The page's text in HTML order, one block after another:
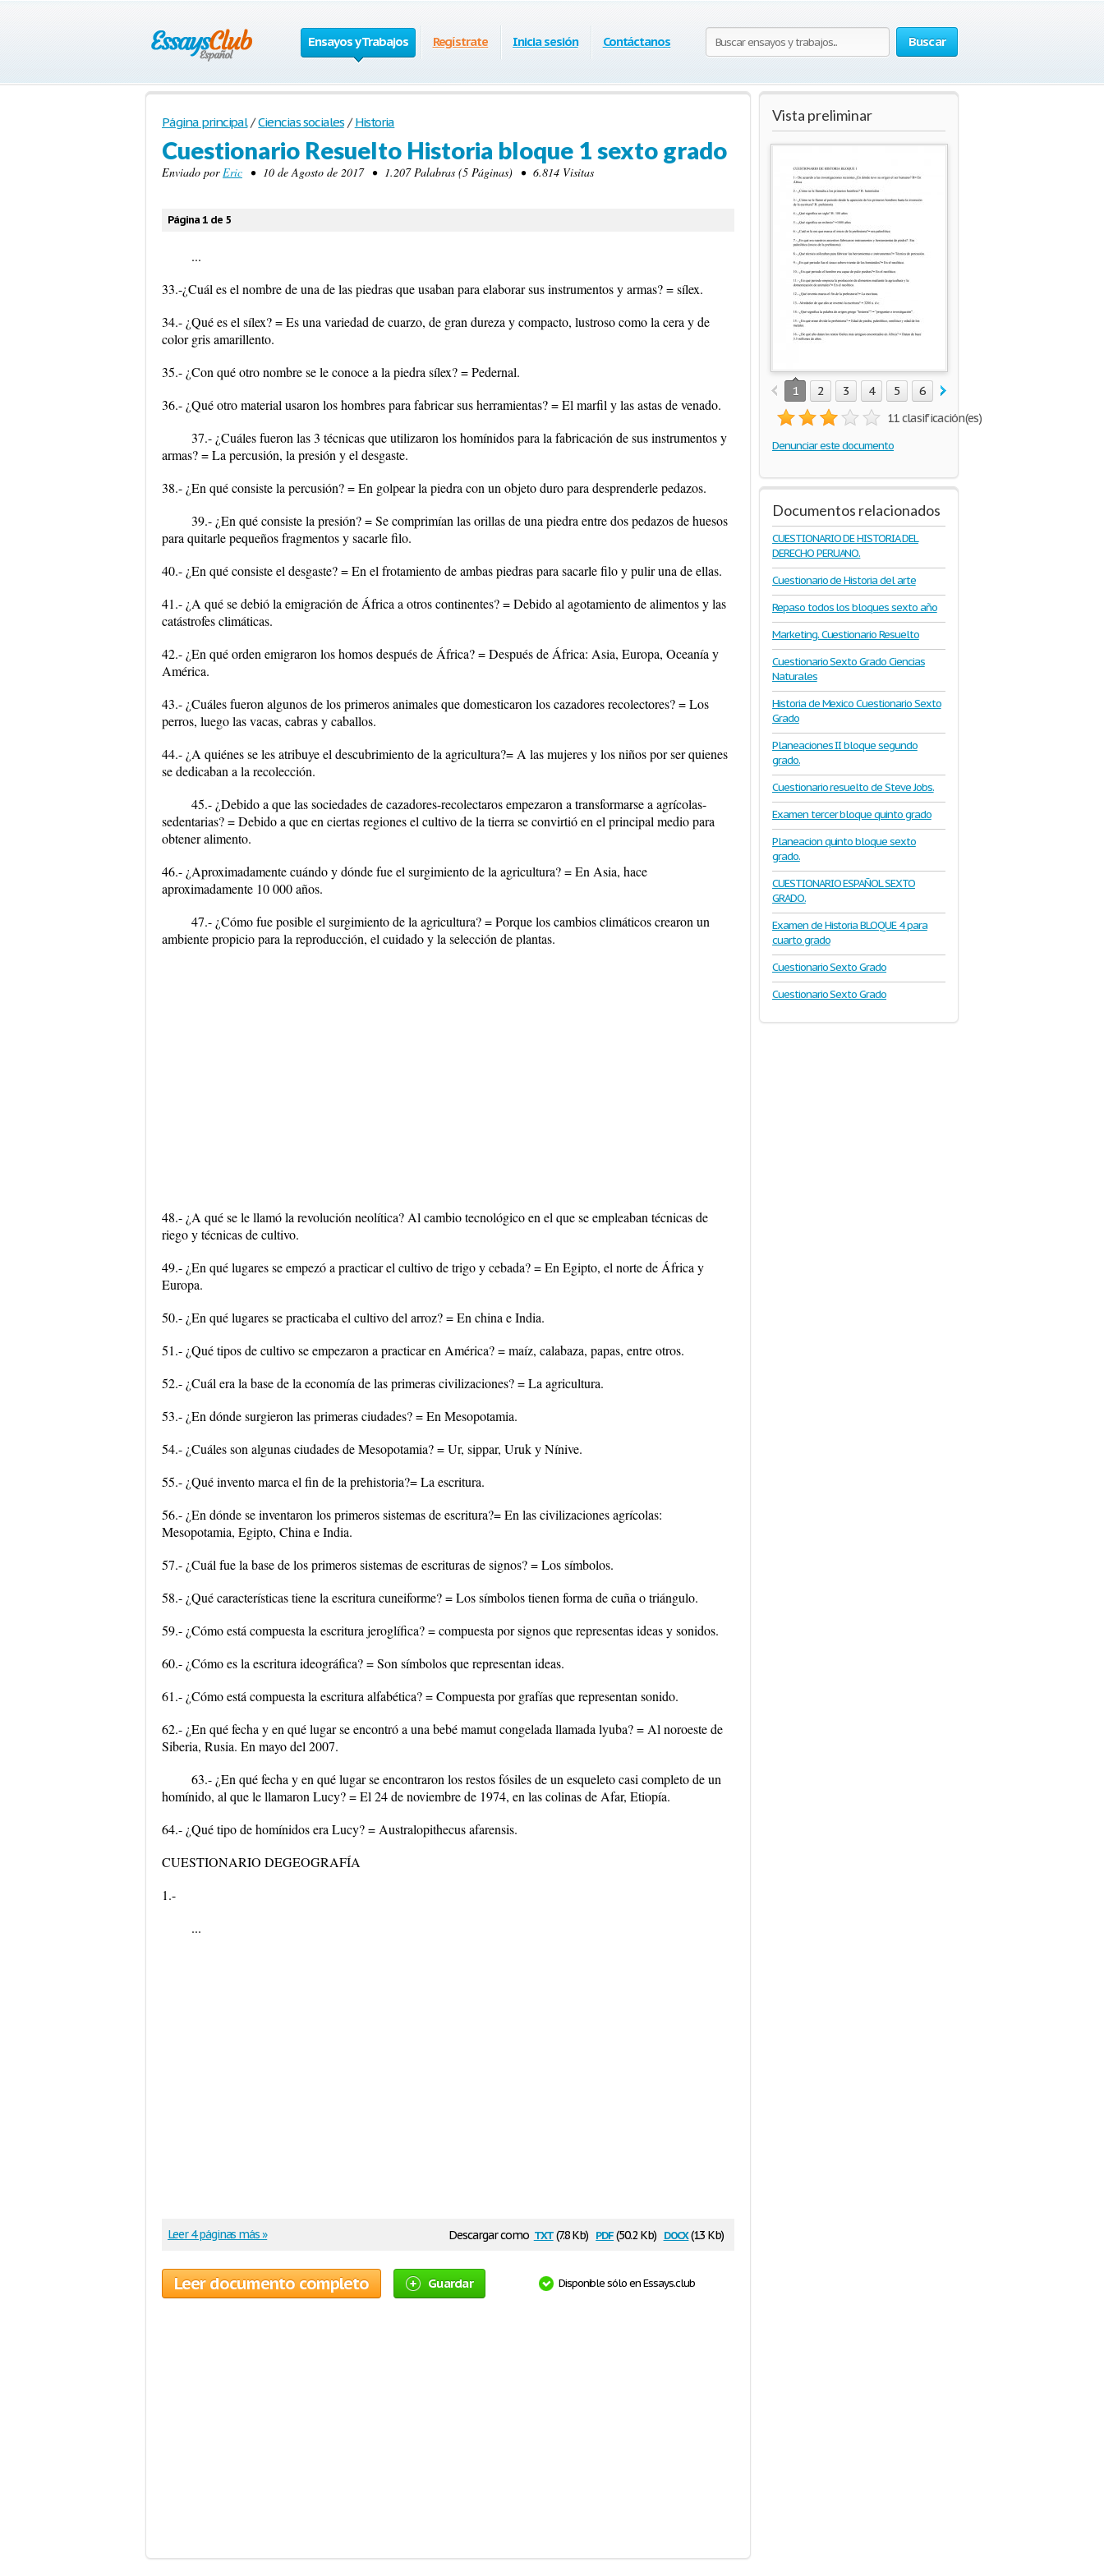
Buscar
Ensayos y Trabajos Regístrate Inicia sesión Contáctanos
Página principal / Ciencias sociales / Historia
Cuestionario Resuelto Historia bloque 1 sexto grado
Enviado porEric • 10 de Agosto de 2017 • 1.207 Palabras (5 Páginas) • 6.814 Visitas
Página 1 de 5
...
33.-¿Cuál es el nombre de una de las piedras que usaban para elaborar sus instrumentos y armas? = sílex.
34.- ¿Qué es el sílex? = Es una variedad de cuarzo, de gran dureza y compacto, lustroso como la cera y de
color gris amarillento.
35.- ¿Con qué otro nombre se le conoce a la piedra sílex? = Pedernal.
36.- ¿Qué otro material usaron los hombres para fabricar sus herramientas? = El marfil y las astas de venado.
37.- ¿Cuáles fueron las 3 técnicas que utilizaron los homínidos para la fabricación de sus instrumentos y
armas? = La percusión, la presión y el desgaste.
38.- ¿En qué consiste la percusión? = En golpear la piedra con un objeto duro para desprenderle pedazos.
39.- ¿En qué consiste la presión? = Se comprimían las orillas de una piedra entre dos pedazos de huesos
para quitarle pequeños fragmentos y sacarle filo.
40.- ¿En qué consiste el desgaste? = En el frotamiento de ambas piedras para sacarle filo y pulir una de ellas.
41.- ¿A qué se debió la emigración de África a otros continentes? = Debido al agotamiento de alimentos y las
catástrofes climáticas.
42.- ¿En qué orden emigraron los homos después de África? = Después de África: Asia, Europa, Oceanía y
América.
43.- ¿Cuáles fueron algunos de los primeros animales que domesticaron los cazadores recolectores? = Los
perros, luego las vacas, cabras y caballos.
44.- ¿A quiénes se les atribuye el descubrimiento de la agricultura?= A las mujeres y los niños por ser quienes
se dedicaban a la recolección.
45.- ¿Debido a que las sociedades de cazadores-recolectaros empezaron a transformarse a agrícolas-
sedentarias? = Debido a que en ciertas regiones el cultivo de la tierra se convirtió en el principal medio para
obtener alimento.
46.- ¿Aproximadamente cuándo y dónde fue el surgimiento de la agricultura? = En Asia, hace
aproximadamente 10 000 años.
47.- ¿Cómo fue posible el surgimiento de la agricultura? = Porque los cambios climáticos crearon un
ambiente propicio para la reproducción, el cuidado y la selección de plantas.
48.- ¿A qué se le llamó la revolución neolítica? Al cambio tecnológico en el que se empleaban técnicas de
riego y técnicas de cultivo.
49.- ¿En qué lugares se empezó a practicar el cultivo de trigo y cebada? = En Egipto, el norte de África y
Europa.
50.- ¿En qué lugares se practicaba el cultivo del arroz? = En china e India.
51.- ¿Qué tipos de cultivo se empezaron a practicar en América? = maíz, calabaza, papas, entre otros.
52.- ¿Cuál era la base de la economía de las primeras civilizaciones? = La agricultura.
53.- ¿En dónde surgieron las primeras ciudades? = En Mesopotamia.
54.- ¿Cuáles son algunas ciudades de Mesopotamia? = Ur, sippar, Uruk y Nínive.
55.- ¿Qué invento marca el fin de la prehistoria?= La escritura.
56.- ¿En dónde se inventaron los primeros sistemas de escritura?= En las civilizaciones agrícolas:
Mesopotamia, Egipto, China e India.
57.- ¿Cuál fue la base de los primeros sistemas de escrituras de signos? = Los símbolos.
58.- ¿Qué características tiene la escritura cuneiforme? = Los símbolos tienen forma de cuña o triángulo.
59.- ¿Cómo está compuesta la escritura jeroglífica? = compuesta por signos que representas ideas y sonidos.
60.- ¿Cómo es la escritura ideográfica? = Son símbolos que representan ideas.
61.- ¿Cómo está compuesta la escritura alfabética? = Compuesta por grafías que representan sonido.
62.- ¿En qué fecha y en qué lugar se encontró a una bebé mamut congelada llamada lyuba? = Al noroeste de
Siberia, Rusia. En mayo del 2007.
63.- ¿En qué fecha y en qué lugar se encontraron los restos fósiles de un esqueleto casi completo de un
homínido, al que le llamaron Lucy? = El 24 de noviembre de 1974, en las colinas de Afar, Etiopía.
64.- ¿Qué tipo de homínidos era Lucy? = Australopithecus afarensis.
CUESTIONARIO DEGEOGRAFÍA
1.-
...
Descargar como txt(7.8 Kb) pdf(50.2 Kb) docx(13 Kb)
Leer 4 páginas más »
Leer documento completo Guardar Disponible sólo en Essays.club
Vista preliminar
1 2 3 4 5 6
11 clasificación(es)
Denunciar este documento
Documentos relacionados
CUESTIONARIO DE HISTORIA DEL
DERECHO PERUANO.
Cuestionario de Historia del arte
Repaso todos los bloques sexto año
Marketing. Cuestionario Resuelto
Cuestionario Sexto Grado Ciencias
Naturales
Historia de Mexico Cuestionario Sexto
Grado
Planeaciones II bloque segundo
grado.
Cuestionario resuelto de Steve Jobs.
Examen tercer bloque quinto grado
Planeacion quinto bloque sexto
grado.
CUESTIONARIO ESPAÑOL SEXTO
GRADO.
Examen de Historia BLOQUE 4 para
cuarto grado
Cuestionario Sexto Grado
Cuestionario Sexto Grado